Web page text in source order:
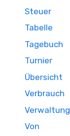
Steuer
Tabelle
Tagebuch
Turnier
Übersicht
Verbrauch
Verwaltung
Von